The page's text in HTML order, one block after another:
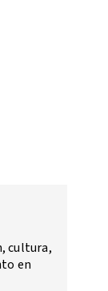
cultura,
en